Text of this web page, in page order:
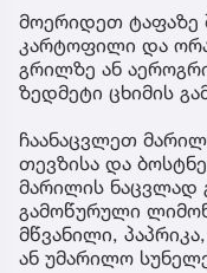
მოერიდეთ ტაფაზე
კარტოფილი და
გრილზე ან
ზედმეტი ცხიმის
ჩაანაცვლეთ
თევზისა და
მარილის ნაცვლად
გამოწურული
მწვანილი,
ან უმარილო